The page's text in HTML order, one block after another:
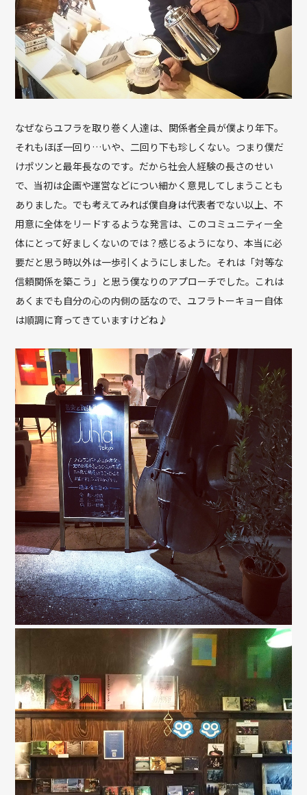
なぜならユフラを取り巻く人達は、関係者全員が僕より年下。
それもほぼ一回り…いや、二回り下も珍しくない。つまり僕だ
けポツンと最年長なのです。だから社会人経験の長さのせい
で、当初は企画や運営などについ細かく意見してしまうことも
ありました。でも考えてみれば僕自身は代表者でない以上、不
用意に全体をリードするような発言は、このコミュニティー全
体にとって好ましくないのでは？感じるようになり、本当に必
要だと思う時以外は一歩引くようにしました。それは「対等な
信頼関係を築こう」と思う僕なりのアプローチでした。これは
あくまでも自分の心の内側の話なので、ユフラトーキョー自体
は順調に育ってきていますけどね♪